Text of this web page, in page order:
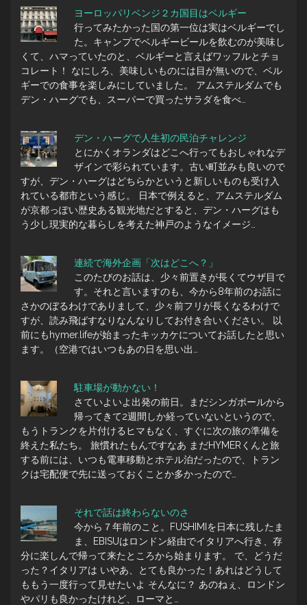
ヨーロッパリベンジ２カ国目はベルギー
行ってみたかった国の第一位は実はベルギーでし
た。キャンプでベルギービールを飲むのが美味し
くて、ハマっていたのと、ベルギーと言えばワッフルとチョ
コレート！ なにしろ、美味しいものには目が無いので、ベル
ギーでの食事を楽しみにしていました。 アムステルダムでも
デン・ハーグでも、スーパーで買ったサラダを食べ…
デン・ハーグで人生初の民泊チャレンジ
とにかくオランダはどこへ行ってもおしゃれなデ
ザインで彩られています。古い町並みも良いので
すが、デン・ハーグはどちらかというと新しいものも受け入
れている都市という感じ。 日本で例えると、アムステルダム
が京都っぽい歴史ある観光地だとすると、デン・ハーグはも
う少し現実的な暮らしを考えた神戸のようなイメージ…
連続で海外企画「次はどこへ？」
このたびのお話は、少々前置きが長くてウザ目で
す。それと言いますのも、今から8年前のお話に
さかのぼるわけでありまして、少々前フリが長くなるわけで
すが、読み飛ばすなりなんなりしてお付き合いください。 以
前にもhymer.lifeが始まったキッカケについてお話したと思い
ます。（空港ではいつもあの日を思い出…
駐車場が動かない！
さていよいよ出発の前日。まだシンガポールから
帰ってきて2週間しか経っていないというので、
もうトランクを片付けるヒマもなく、すぐに次の旅の準備を
終えた私たち。 旅慣れたもんですなあ まだHYMERくんと旅
する前には、いつも電車移動とホテル泊だったので、トラン
クは宅配便で先に送っておくことか多かったので…
それで話は終わらないのさ
今から７年前のこと。FUSHIMIを日本に残したま
ま、EBISUはロンドン経由でイタリアへ行き、存
分に楽しんで帰って来たところから始まります。 で、どうだ
った？イタリアは いやあ、とても良かった！あれはどうして
ももう一度行って見せたいよ そんなに？ あのねぇ、ロンドン
やパリも良かったけれど、ローマと…